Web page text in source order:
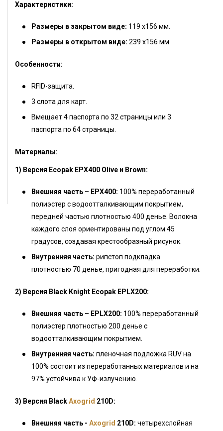
Характеристики:
Размеры в закрытом виде: 119 х156 мм.
Размеры в открытом виде: 239 х156 мм.
Особенности:
RFID-защита.
3 слота для карт.
Вмещает 4 паспорта по 32 страницы или 3
паспорта по 64 страницы.
Материалы:
1) Версия Ecopak EPX400 Olive и Brown:
Внешняя часть – EPX400: 100% переработанный
полиэстер с водоотталкивающим покрытием,
передней частью плотностью 400 денье. Волокна
каждого слоя ориентированы под углом 45
градусов, создавая крестообразный рисунок.
Внутренняя часть: рипстоп подкладка
плотностью 70 денье, пригодная для переработки.
2) Версия Black Knight Ecopak EPLX200:
Внешняя часть – EPLX200: 100% переработанный
полиэстер плотностью 200 денье с
водоотталкивающим покрытием.
Внутренняя часть: пленочная подложка RUV на
100% состоит из переработанных материалов и на
97% устойчива к УФ-излучению.
3) Версия BlackAxogrid 210D:
Внешняя часть - Axogrid 210D: четырехслойная